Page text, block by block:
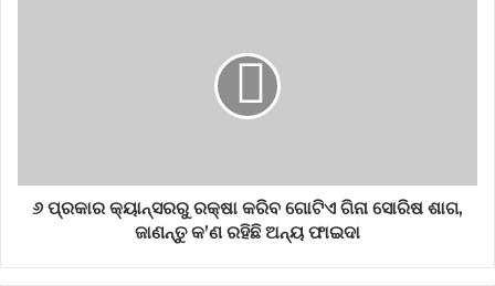
୬ ପ୍ରକାର କ୍ୟାନ୍‌ସରରୁ ରକ୍ଷା କରିବ ଗୋଟିଏ ଗିନା ସୋରିଷ ଶାଗ,
ଜାଣନ୍ତୁ କ’ଣ ରହିଛି ଅନ୍ୟ ଫାଇଦା